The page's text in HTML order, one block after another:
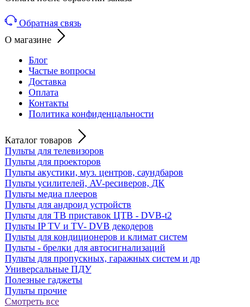
Обратная связь
О магазине
Блог
Частые вопросы
Доставка
Оплата
Контакты
Политика конфиденцальности
Каталог товаров
Пульты для телевизоров
Пульты для проекторов
Пульты акустики, муз. центров, саундбаров
Пульты усилителей, AV-ресиверов, ДК
Пульты медиа плееров
Пульты для андроид устройств
Пульты для ТВ приставок ЦТВ - DVB-t2
Пульты IP TV и TV- DVB декодеров
Пульты для кондиционеров и климат систем
Пульты - брелки для автосигнализаций
Пульты для пропускных, гаражных систем и др
Универсальные ПДУ
Полезные гаджеты
Пульты прочие
Смотреть все